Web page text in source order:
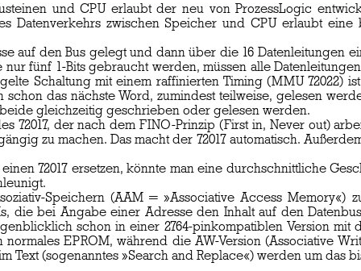
und CPU erlaubt der neu von ProzessLogic
Datenverkehrs zwischen Speicher und CPU erlaubt
auf den Bus gelegt und dann über die 16 Datenleitungen
fünf 1-Bits gebraucht werden, müssen alle
Schaltung mit einem raffinierten Timing (MMU 72022)
das nächste Word, zumindest teilweise, gelesen
gleichzeitig geschrieben oder gelesen werden.
72017, der nach dem FINO-Prinzip (First in, Never out)
zu machen. Das macht der 72017 automatisch.
72017 ersetzen, könnte man eine durchschnittliche
Speichern (AAM = »Associative Access
die bei Angabe einer Adresse den Inhalt auf den
schon in einer 2764-pinkompatiblen Version mit
EPROM, während die AW-Version (Associative
Text (sogenanntes »Search and Replace«) werden um das